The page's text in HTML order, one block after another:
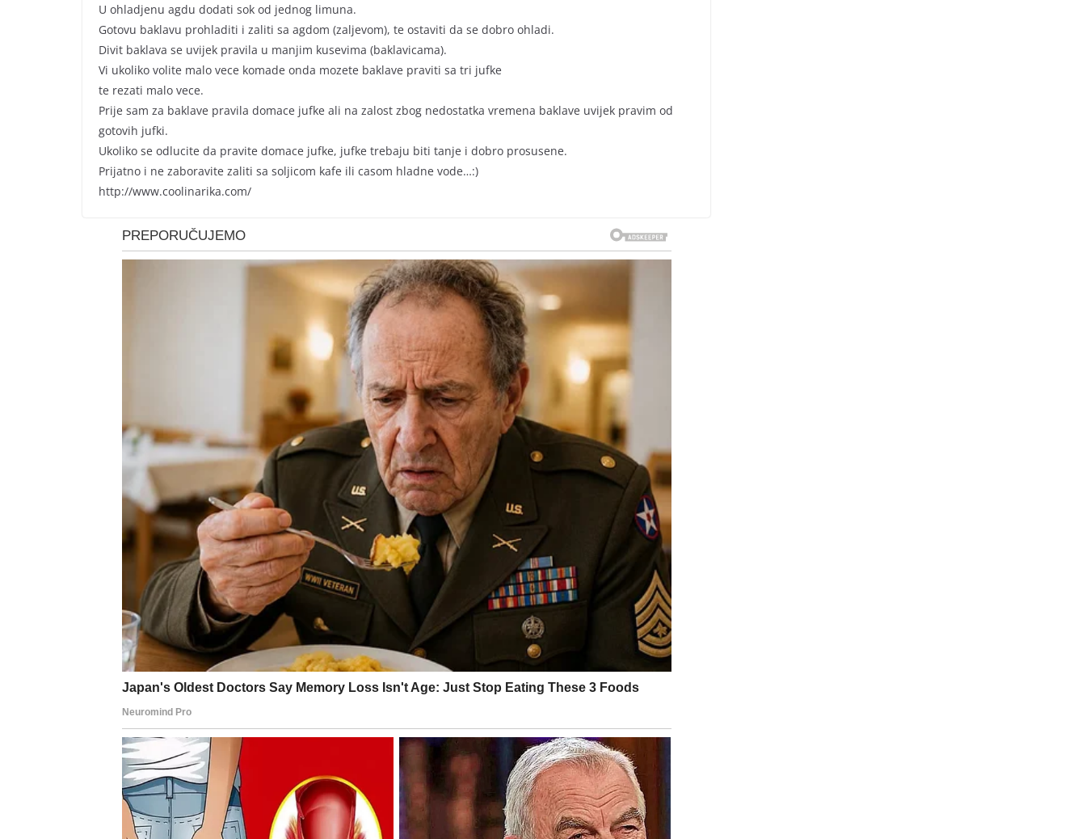
U ohladjenu agdu dodati sok od jednog limuna.
Gotovu baklavu prohladiti i zaliti sa agdom (zaljevom), te ostaviti da se dobro ohladi.
Divit baklava se uvijek pravila u manjim kusevima (baklavicama).
Vi ukoliko volite malo vece komade onda mozete baklave praviti sa tri jufke
te rezati malo vece.
Prije sam za baklave pravila domace jufke ali na zalost zbog nedostatka vremena baklave uvijek pravim od
gotovih jufki.
Ukoliko se odlucite da pravite domace jufke, jufke trebaju biti tanje i dobro prosusene.
Prijatno i ne zaboravite zaliti sa soljicom kafe ili casom hladne vode…:)
http://www.coolinarika.com/